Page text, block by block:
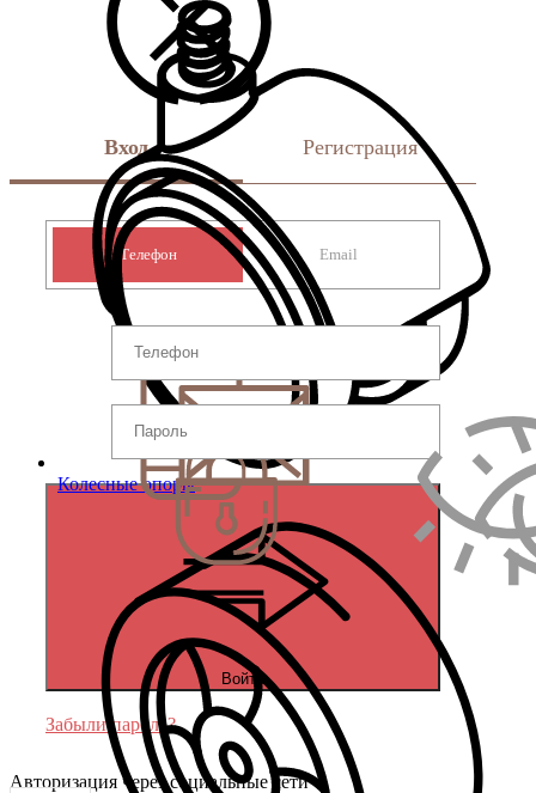
Колесные опоры
Вход Регистрация
Телефон Email
Войти
Забыли пароль?
Авторизация через социальные сети